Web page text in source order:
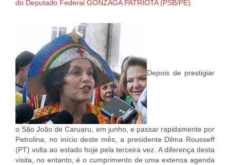
do Deputado Federal GONZAGA PATRIOTA (PSB/PE)
Depois de prestigiar
o São João de Caruaru, em junho, e passar rapidamente por
Petrolina, no início deste mês, a presidente Dilma Rousseff
(PT) volta ao estado hoje pela terceira vez. A diferença desta
visita, no entanto, é o cumprimento de uma extensa agenda